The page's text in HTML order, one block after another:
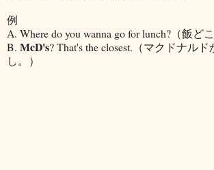
例
A. Where do you wanna go for lunch?（飯ど
B. McD's? That's the closest.（マクドナル
し。）